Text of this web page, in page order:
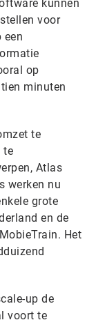
kunnen
voor
een
op
minuten
te
te
Atlas
werken nu
grote
en de
Het
up de
voort te